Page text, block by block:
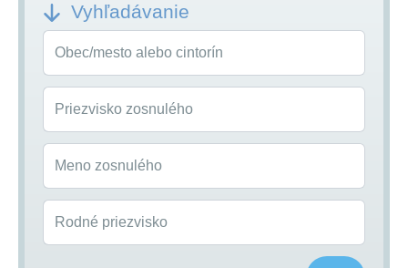
Vyhľadávanie
Obec/mesto alebo cintorín
Priezvisko zosnulého
Meno zosnulého
Rodné priezvisko